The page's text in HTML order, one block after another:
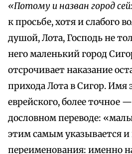
«Потому и назван город
к просьбе, хотя и слабого
душой, Лота, Господь не
него маленький город
отсрочивает наказание
прихода Лота в Сигор. Имя
еврейского, более точное
дословном переводе:
этим самым указывается и
переименования: именно